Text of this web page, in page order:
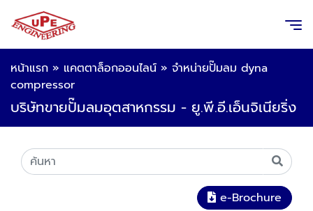
หน้าแรก » แคตตาล็อกออนไลน์ » จําหน่ายปั๊มลม dyna
compressor
บริษัทขายปั๊มลมอุตสาหกรรม - ยู.พี.อี.เอ็นจิเนียริ่ง
e-Brochure